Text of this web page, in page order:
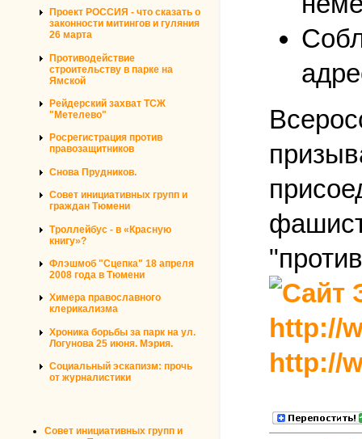
Проект РОССИЯ - что сказать о
законности митингов и гуляния
26 марта
Противодействие
строительству в парке на
Ямской
Рейдерский захват ТСЖ
"Метелево"
Росрегистрация против
правозащитников
Снова Прудников.
Совет инициативных групп и
граждан Тюмени
Троллейбус - в «Красную
книгу»?
Флэшмоб "Сцепка" 18 апреля
2008 года в Тюмени
Химера православного
клерикализма
Хроника борьбы за парк на ул.
Логунова 25 июня. Мэрия.
Социальный эскапизм: прочь
от журналистики
Совет инициативных групп и
http://
http://